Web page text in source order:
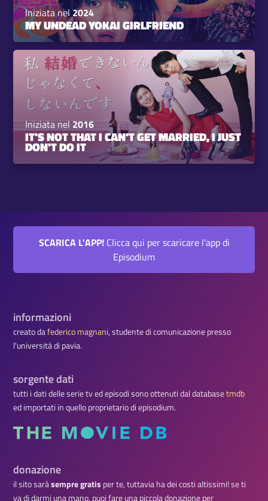
Iniziata nel2024
MY UNDEAD YOKAI GIRLFRIEND
Iniziata nel2016
IT'S NOT THAT I CAN'T GET MARRIED, I JUST
DON'T DO IT
SCARICA L'APP!Clicca qui per scaricare l'app di
Episodium
informazioni
creato dafederico magnani, studente di comunicazione presso
l'università di pavia.
sorgente dati
tutti i dati delle serie tv ed episodi sono ottenuti dal databasetmdb
ed importati in quello proprietario di episodium.
donazione
il sito saràsempre gratis per te, tuttavia ha dei costi altissimi! se ti
va di darmi una mano, puoi fare una piccola donazione per